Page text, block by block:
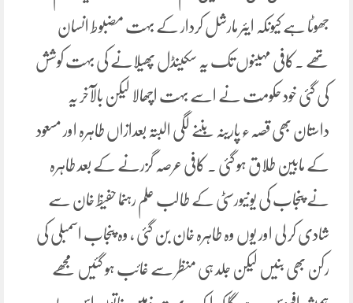
جھوٹا ہے کیونکہ ایئر مارشل کردار کے بہت مضبوط انسان
تھے ۔کافی مہینوں تک یہ سکینڈل پھیلانے کی بہت کوشش
کی گئی خود حکومت نے اسے بہت اچھالا لیکن بالآخر یہ
داستان بھی قصہء پارینہ بننے لگی البتہ بعدازاں طاہرہ اور مسعود
کے مابین طلاق ہو گئی ۔ کافی عرصہ گزرنے کے بعد طاہرہ
نے پنجاب کی یونیورسٹی کے طالب علم رہنما حفیظ خان سے
شادی کر لی اور یوں وہ طاہرہ خان بن گئی ، وہ پنجاب اسمبلی کی
رکن بھی بنیں لیکن جلد ہی منظر سے غائب ہو گئیں مجھے